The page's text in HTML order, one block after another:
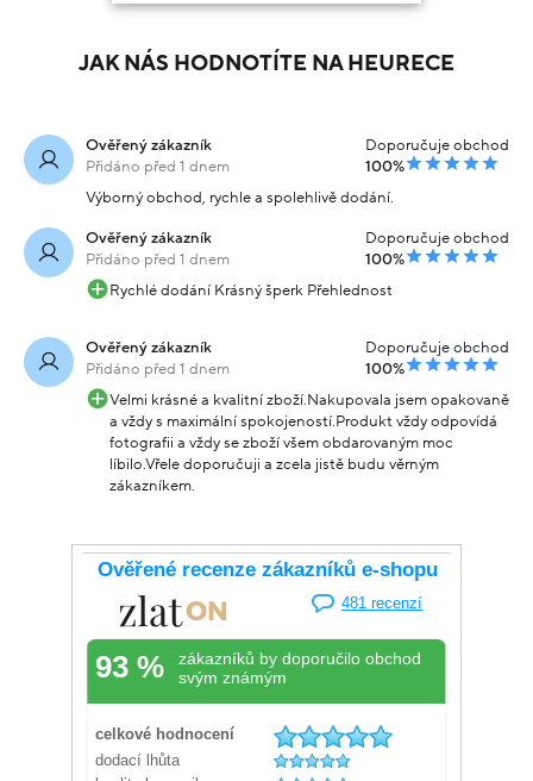
JAK NÁS HODNOTÍTE NA HEURECE
Ověřený zákazník
Přidáno před 1 dnem
Doporučuje obchod
100%
Výborný obchod, rychle a spolehlivě dodání.
Ověřený zákazník
Přidáno před 1 dnem
Doporučuje obchod
100%
Rychlé dodání Krásný šperk Přehlednost
Ověřený zákazník
Přidáno před 1 dnem
Doporučuje obchod
100%
Velmi krásné a kvalitní zboží.Nakupovala jsem opakovaně
a vždy s maximální spokojeností.Produkt vždy odpovídá
fotografii a vždy se zboží všem obdarovaným moc
líbilo.Vřele doporučuji a zcela jistě budu věrným
zákazníkem.